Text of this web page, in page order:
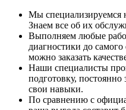
Мы специализируемся
Знаем все об их
Выполняем любые
диагностики до
можно заказать
Наши специалисты
подготовку,
свои навыки.
По сравнению с